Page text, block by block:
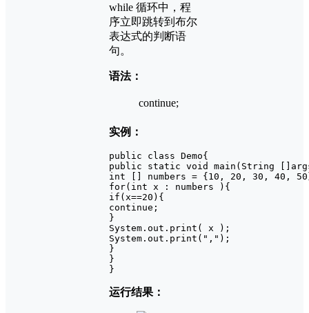
while 循环中，程
序立即跳转到布尔
表达式的判断语
句。
语法：
continue;
实例：
public class Demo{
public static void main(String
int [] numbers = {10, 20, 30, 40,
for(int x : numbers ){
if(x==20){
continue;
}
System.out.print( x );
System.out.print(",");
}
}
}
运行结果：